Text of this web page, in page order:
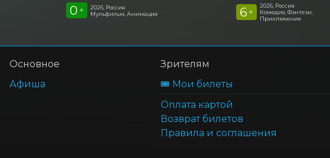
0 +
2026, Россия
Мульфильм, Анимация
6 +
2026, Россия
Комедия, Фэнтези,
Приключения
Основное
Афиша
Зрителям
🎟️ Мои билеты
Оплата картой
Возврат билетов
Правила и соглашения